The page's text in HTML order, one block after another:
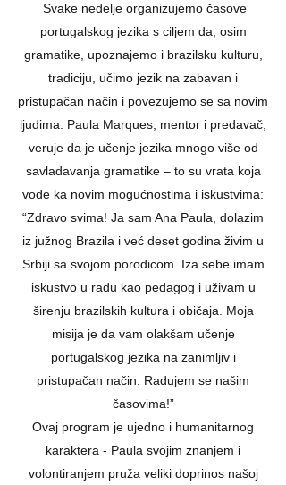
Svake nedelje organizujemo časove
portugalskog jezika s ciljem da, osim
gramatike, upoznajemo i brazilsku kulturu,
tradiciju, učimo jezik na zabavan i
pristupačan način i povezujemo se sa novim
ljudima. Paula Marques, mentor i predavač,
veruje da je učenje jezika mnogo više od
savladavanja gramatike – to su vrata koja
vode ka novim mogućnostima i iskustvima:
“Zdravo svima! Ja sam Ana Paula, dolazim
iz južnog Brazila i već deset godina živim u
Srbiji sa svojom porodicom. Iza sebe imam
iskustvo u radu kao pedagog i uživam u
širenju brazilskih kultura i običaja. Moja
misija je da vam olakšam učenje
portugalskog jezika na zanimljiv i
pristupačan način. Radujem se našim
časovima!”
Ovaj program je ujedno i humanitarnog
karaktera - Paula svojim znanjem i
volontiranjem pruža veliki doprinos našoj